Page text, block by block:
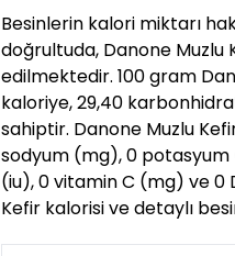
Besinlerin kalori miktarı
doğrultuda, Danone
edilmektedir. 100 gram
kaloriye, 29,40
sahiptir. Danone Muzlu
sodyum (mg), 0
(iu), 0 vitamin C (mg) ve 0
Kefir kalorisi ve detaylı